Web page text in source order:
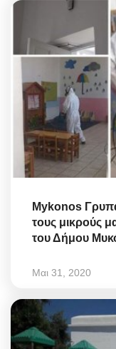
Mykonos
τους μικρούς
του Δήμου
Μαι 31, 2020